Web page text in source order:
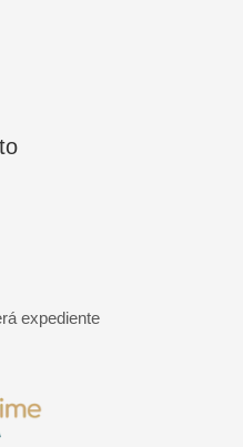
expediente